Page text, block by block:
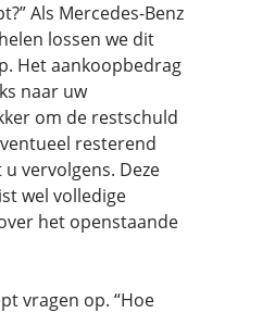
Als Mercedes-Benz
lossen we dit
Het aankoopbedrag
naar uw
om de restschuld
resterend
vervolgens. Deze
wel volledige
het openstaande
vragen op. “Hoe